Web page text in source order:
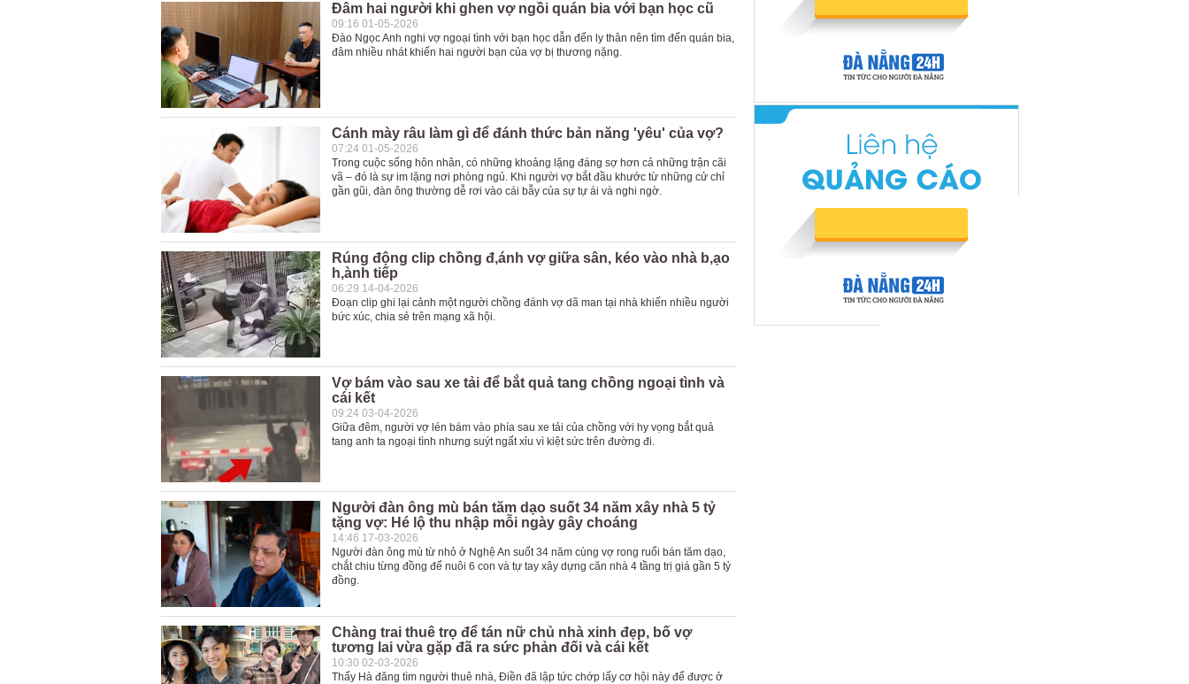
Đâm hai người khi ghen vợ ngồi quán bia với bạn học cũ
09:16 01-05-2026
Đào Ngọc Anh nghi vợ ngoại tình với bạn học dẫn đến ly thân nên tìm đến quán bia,
đâm nhiều nhát khiến hai người bạn của vợ bị thương nặng.
Cánh mày râu làm gì để đánh thức bản năng 'yêu' của vợ?
07:24 01-05-2026
Trong cuộc sống hôn nhân, có những khoảng lặng đáng sợ hơn cả những trận cãi
vã – đó là sự im lặng nơi phòng ngủ. Khi người vợ bắt đầu khước từ những cử chỉ
gần gũi, đàn ông thường dễ rơi vào cái bẫy của sự tự ái và nghi ngờ.
Rúng động clip chồng đ,ánh vợ giữa sân, kéo vào nhà b,ạo
h,ành tiếp
06:29 14-04-2026
Đoạn clip ghi lại cảnh một người chồng đánh vợ dã man tại nhà khiến nhiều người
bức xúc, chia sẻ trên mạng xã hội.
Vợ bám vào sau xe tải để bắt quả tang chồng ngoại tình và
cái kết
09:24 03-04-2026
Giữa đêm, người vợ lén bám vào phía sau xe tải của chồng với hy vọng bắt quả
tang anh ta ngoại tình nhưng suýt ngất xỉu vì kiệt sức trên đường đi.
Người đàn ông mù bán tăm dạo suốt 34 năm xây nhà 5 tỷ
tặng vợ: Hé lộ thu nhập mỗi ngày gây choáng
14:46 17-03-2026
Người đàn ông mù từ nhỏ ở Nghệ An suốt 34 năm cùng vợ rong ruổi bán tăm dạo,
chắt chiu từng đồng để nuôi 6 con và tự tay xây dựng căn nhà 4 tầng trị giá gần 5 tỷ
đồng.
Chàng trai thuê trọ để tán nữ chủ nhà xinh đẹp, bố vợ
tương lai vừa gặp đã ra sức phản đối và cái kết
10:30 02-03-2026
Thấy Hà đăng tìm người thuê nhà, Điền đã lập tức chớp lấy cơ hội này để được ở